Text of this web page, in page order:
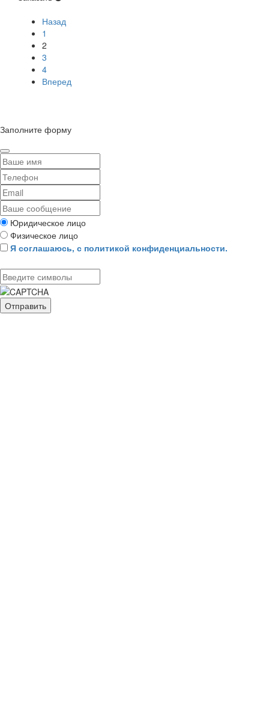
Назад
1
2
3
4
Вперед
Заполните форму
Юридическое лицо
Физическое лицо
Я соглашаюсь, с политикой конфиденциальности.